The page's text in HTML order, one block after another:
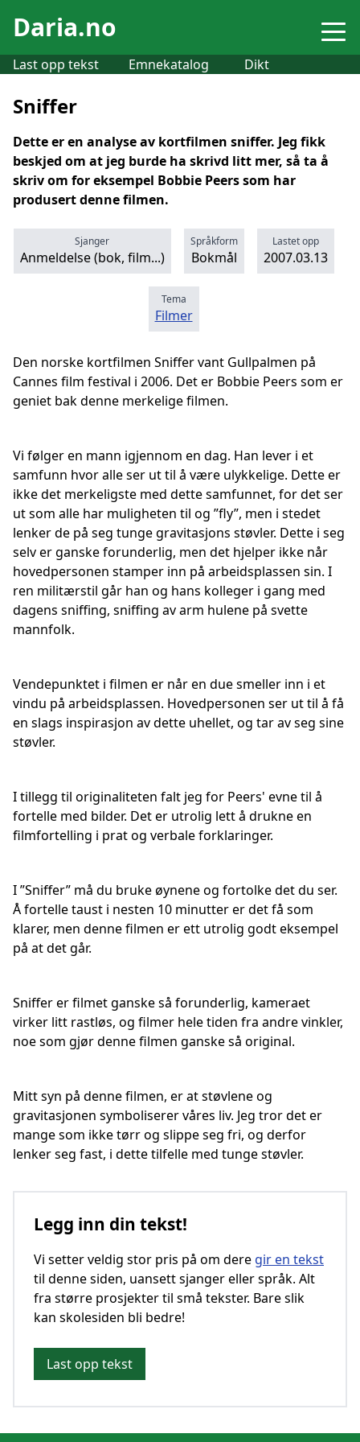
Daria.no
Last opp tekst Emnekatalog Dikt
Sniffer
Dette er en analyse av kortfilmen sniffer. Jeg fikk
beskjed om at jeg burde ha skrivd litt mer, så ta å
skriv om for eksempel Bobbie Peers som har
produsert denne filmen.
Sjanger
Anmeldelse (bok, film...)
Språkform
Bokmål
Lastet opp
2007.03.13
Tema
Filmer
Den norske kortfilmen Sniffer vant Gullpalmen på
Cannes film festival i 2006. Det er Bobbie Peers som er
geniet bak denne merkelige filmen.
Vi følger en mann igjennom en dag. Han lever i et
samfunn hvor alle ser ut til å være ulykkelige. Dette er
ikke det merkeligste med dette samfunnet, for det ser
ut som alle har muligheten til og ”fly”, men i stedet
lenker de på seg tunge gravitasjons støvler. Dette i seg
selv er ganske forunderlig, men det hjelper ikke når
hovedpersonen stamper inn på arbeidsplassen sin. I
ren militærstil går han og hans kolleger i gang med
dagens sniffing, sniffing av arm hulene på svette
mannfolk.
Vendepunktet i filmen er når en due smeller inn i et
vindu på arbeidsplassen. Hovedpersonen ser ut til å få
en slags inspirasjon av dette uhellet, og tar av seg sine
støvler.
I tillegg til originaliteten falt jeg for Peers' evne til å
fortelle med bilder. Det er utrolig lett å drukne en
filmfortelling i prat og verbale forklaringer.
I ”Sniffer” må du bruke øynene og fortolke det du ser.
Å fortelle taust i nesten 10 minutter er det få som
klarer, men denne filmen er ett utrolig godt eksempel
på at det går.
Sniffer er filmet ganske så forunderlig, kameraet
virker litt rastløs, og filmer hele tiden fra andre vinkler,
noe som gjør denne filmen ganske så original.
Mitt syn på denne filmen, er at støvlene og
gravitasjonen symboliserer våres liv. Jeg tror det er
mange som ikke tørr og slippe seg fri, og derfor
lenker seg fast, i dette tilfelle med tunge støvler.
Legg inn din tekst!
Vi setter veldig stor pris på om dere gir en tekst
til denne siden, uansett sjanger eller språk. Alt
fra større prosjekter til små tekster. Bare slik
kan skolesiden bli bedre!
Last opp tekst